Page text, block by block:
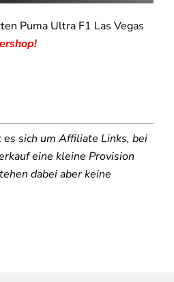
Puma Ultra F1 Las Vegas
sich um Affiliate Links, bei
eine kleine Provision
dabei aber keine